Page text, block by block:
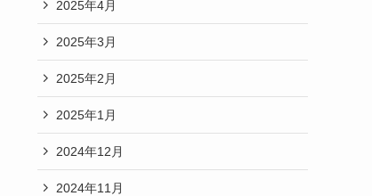
2025年4月
2025年3月
2025年2月
2025年1月
2024年12月
2024年11月